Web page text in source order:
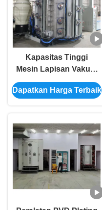
Kapasitas Tinggi
Mesin Lapisan Vakum
PVD Otomatis Penuh
Untuk Baja Rinsless
Dapatkan Harga Terbaik